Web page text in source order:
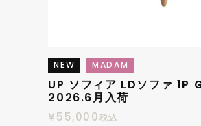
NEW MADAM
UP ソフィア LDソファ 1P
2026.6月入荷
¥55,000税込